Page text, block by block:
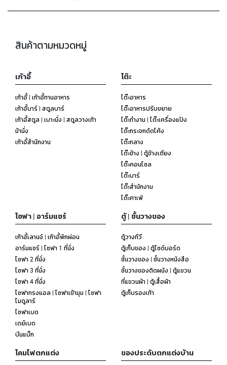
สินค้าตามหมวดหมู่
เก้าอี้
เก้าอี้ | เก้าอี้ทานอาหาร
เก้าอี้บาร์ | สตูลบาร์
เก้าอี้สตูล | เบาะนั่ง | สตูลวางเท้า
ม้านั่ง
เก้าอี้สำนักงาน
โต๊ะ
โต๊ะอาหาร
โต๊ะอาหารปรับขยาย
โต๊ะทำงาน | โต๊ะเครื่องแป้ง
โต๊ะกระจกดัดโค้ง
โต๊ะกลาง
โต๊ะข้าง | ตู้ข้างเตียง
โต๊ะคอนโซล
โต๊ะบาร์
โต๊ะสำนักงาน
โต๊ะคาเฟ่
โซฟา | อาร์มแชร์
เก้าอี้เลานจ์ | เก้าอี้พักผ่อน
อาร์มแชร์ | โซฟา 1 ที่นั่ง
โซฟา 2 ที่นั่ง
โซฟา 3 ที่นั่ง
โซฟา 4 ที่นั่ง
โซฟาทรงแอล | โซฟาเข้ามุม | โซฟา
โมดูลาร์
โซฟาเบด
เดย์เบด
บีนแบ็ก
ตู้ | ชั้นวางของ
ตู้วางทีวี
ตู้เก็บของ | ตู้ไซด์บอร์ด
ชั้นวางของ | ชั้นวางหนังสือ
ชั้นวางของติดผนัง | ตู้แขวน
ที่แขวนผ้า | ตู้เสื้อผ้า
ตู้เก็บรองเท้า
โคมไฟตกแต่ง ของประดับตกแต่งบ้าน